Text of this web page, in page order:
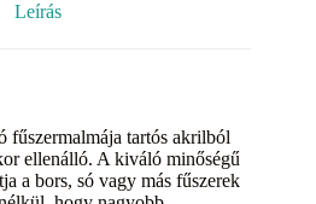
Leírás
fűszermalmája tartós akrilból
ellenálló. A kiváló minőségű
a bors, só vagy más fűszerek